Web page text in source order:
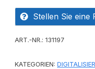
Stellen Sie eine
ART.-NR.: 131197
KATEGORIEN: